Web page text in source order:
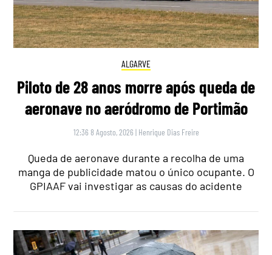
ALGARVE
Piloto de 28 anos morre após queda de
aeronave no aeródromo de Portimão
12:36 8 Agosto, 2026 | Henrique Dias Freire
Queda de aeronave durante a recolha de uma
manga de publicidade matou o único ocupante. O
GPIAAF vai investigar as causas do acidente